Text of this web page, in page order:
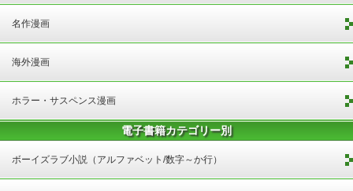
名作漫画
海外漫画
ホラー・サスペンス漫画
電子書籍カテゴリー別
ボーイズラブ小説（アルファベット/数字～か行）